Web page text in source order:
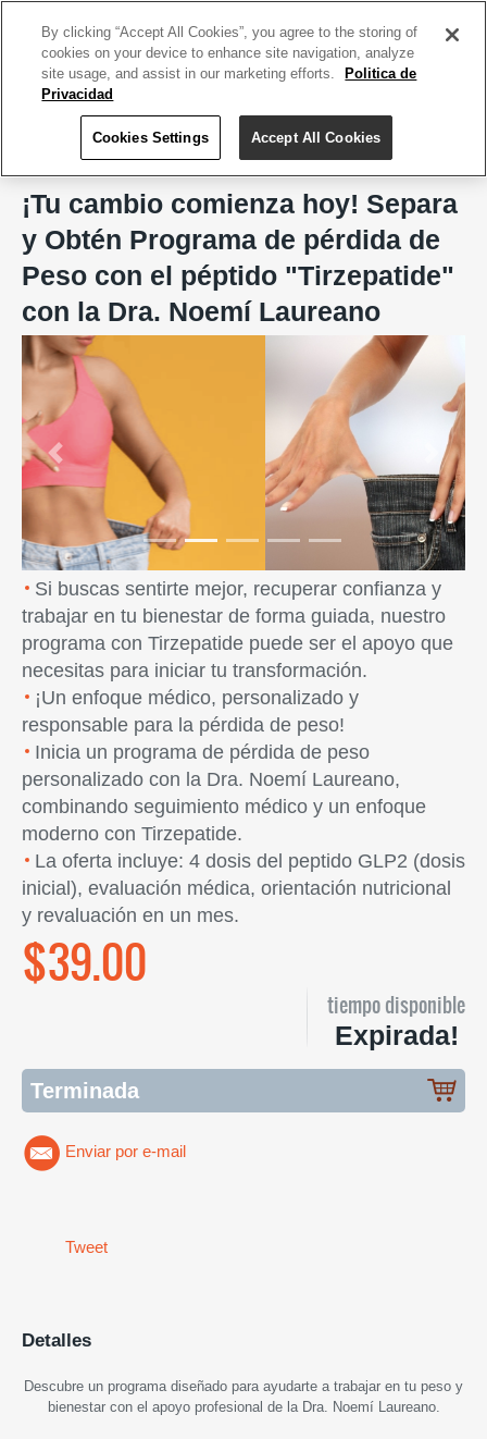
Oficina Médica Dra. Noemi Laureano García
¡Tu cambio comienza hoy! Separa
y Obtén Programa de pérdida de
Peso con el péptido "Tirzepatide"
con la Dra. Noemí Laureano
Previous Next
Si buscas sentirte mejor, recuperar confianza y
trabajar en tu bienestar de forma guiada, nuestro
programa con Tirzepatide puede ser el apoyo que
necesitas para iniciar tu transformación.
¡Un enfoque médico, personalizado y
responsable para la pérdida de peso!
Inicia un programa de pérdida de peso
personalizado con la Dra. Noemí Laureano,
combinando seguimiento médico y un enfoque
moderno con Tirzepatide.
La oferta incluye: 4 dosis del peptido GLP2 (dosis
inicial), evaluación médica, orientación nutricional
y revaluación en un mes.
$39.00
tiempo disponible
Expirada!
Terminada
Enviar por e-mail
Tweet
Detalles
Descubre un programa diseñado para ayudarte a trabajar en tu peso y
bienestar con el apoyo profesional de la Dra. Noemí Laureano.
By clicking “Accept All Cookies”, you agree to the storing of
cookies on your device to enhance site navigation, analyze
site usage, and assist in our marketing efforts.
Politica de
Privacidad
Cookies Settings Accept All Cookies